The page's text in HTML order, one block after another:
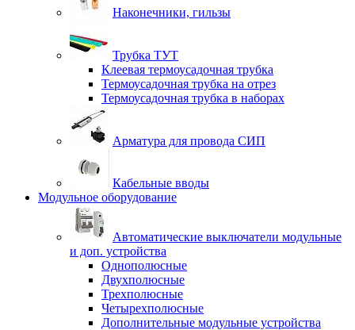
Наконечники, гильзы
Трубка ТУТ
Клеевая термоусадочная трубка
Термоусадочная трубка на отрез
Термоусадочная трубка в наборах
Арматура для провода СИП
Кабельные вводы
Модульное оборудование
Автоматические выключатели модульные
и доп. устройства
Однополюсные
Двухполюсные
Трехполюсные
Четырехполюсные
Дополнительные модульные устройства